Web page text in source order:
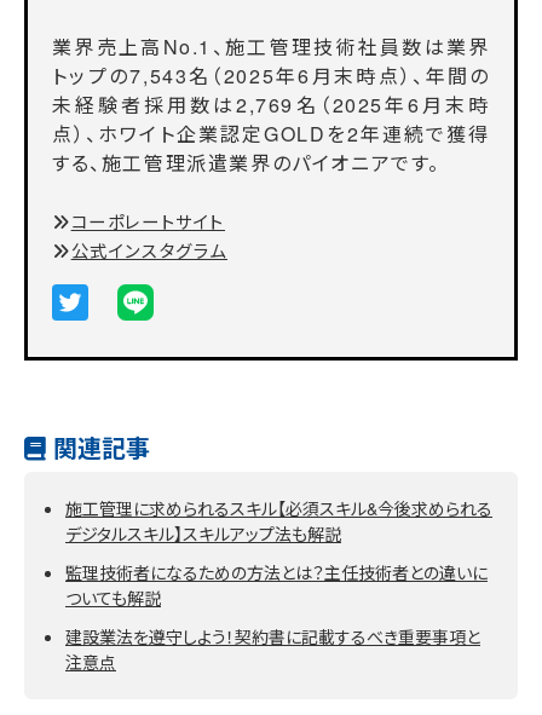
業界売上高No.1、施工管理技術社員数は業界
トップの7,543名（2025年6月末時点）、年間の
未経験者採用数は2,769名（2025年6月末時
点）、ホワイト企業認定GOLDを2年連続で獲得
する、施工管理派遣業界のパイオニアです。
コーポレートサイト
公式インスタグラム
関連記事
施工管理に求められるスキル【必須スキル&今後求められる
デジタルスキル】スキルアップ法も解説
監理技術者になるための方法とは？主任技術者との違いに
ついても解説
建設業法を遵守しよう！契約書に記載するべき重要事項と
注意点